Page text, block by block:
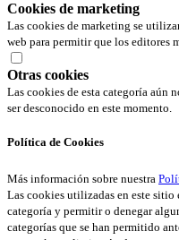
Cookies de marketing
Las cookies de marketing se
web para permitir que los editores
Otras cookies
Las cookies de esta categoría aún
ser desconocido en este momento.
Política de Cookies
Más información sobre nuestra
Las cookies utilizadas en este sitio
categoría y permitir o denegar
categorías que se han permitido